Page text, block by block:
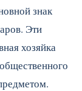
знак
Эти
хозяйка